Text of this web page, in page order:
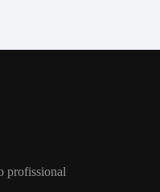
profissional